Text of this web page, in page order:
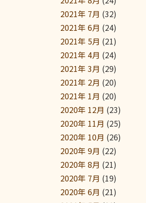
2021年 7月 (32)
2021年 6月 (24)
2021年 5月 (21)
2021年 4月 (24)
2021年 3月 (29)
2021年 2月 (20)
2021年 1月 (20)
2020年 12月 (23)
2020年 11月 (25)
2020年 10月 (26)
2020年 9月 (22)
2020年 8月 (21)
2020年 7月 (19)
2020年 6月 (21)